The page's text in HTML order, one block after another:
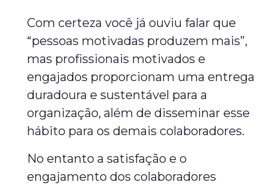
Com certeza você já ouviu falar que
“pessoas motivadas produzem mais”,
mas profissionais motivados e
engajados proporcionam uma entrega
duradoura e sustentável para a
organização, além de disseminar esse
hábito para os demais colaboradores.
No entanto a satisfação e o
engajamento dos colaboradores